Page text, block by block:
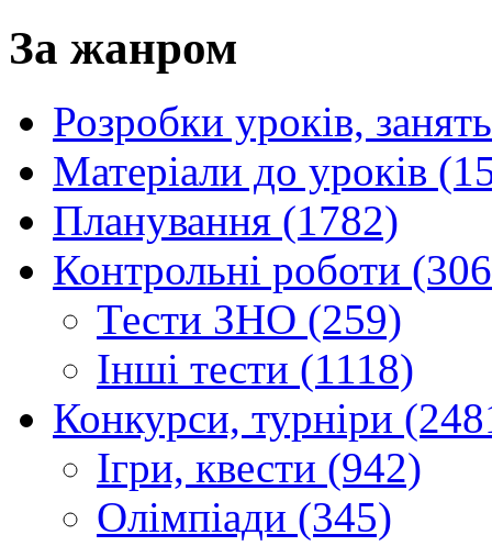
За жанром
Розробки уроків,
Матеріали до уроків
Планування (1782)
Контрольні роботи
Тести ЗНО (259)
Інші тести (1118)
Конкурси, турніри
Ігри, квести (942)
Олімпіади (345)